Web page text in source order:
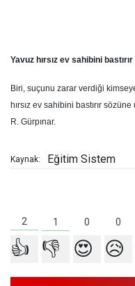
Yavuz hırsız ev sahibini
Biri, suçunu zarar verdiği
hırsız ev sahibini bastırır
R. Gürpınar.
Kaynak: Eğitim Sistem
2 1 0 0
👍 👎 😍 😥